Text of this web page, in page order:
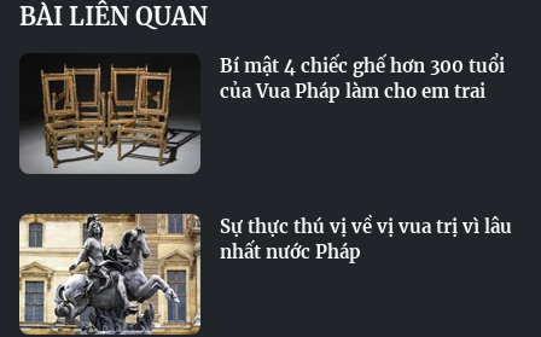
BÀI LIÊN QUAN
Bí mật 4 chiếc ghế hơn 300 tuổi
của Vua Pháp làm cho em trai
Sự thực thú vị về vị vua trị vì lâu
nhất nước Pháp